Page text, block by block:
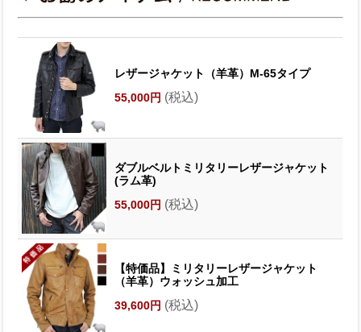
レザージャケット（羊革）M-65タイプ
55,000円 (税込)
ダブルベルトミリタリーレザージャケット
(ラム革)
55,000円 (税込)
【特価品】ミリタリーレザージャケット
（羊革）ウォッシュ加工
39,600円 (税込)